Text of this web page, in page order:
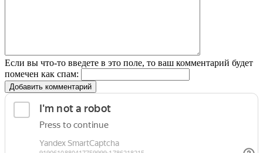
Если вы что-то введете в это поле, то ваш комментарий будет
помечен как спам:
Добавить комментарий